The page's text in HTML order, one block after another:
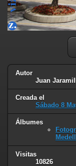
Autor
Juan
Creada el
Sábado 8
Álbumes
Visitas
10826